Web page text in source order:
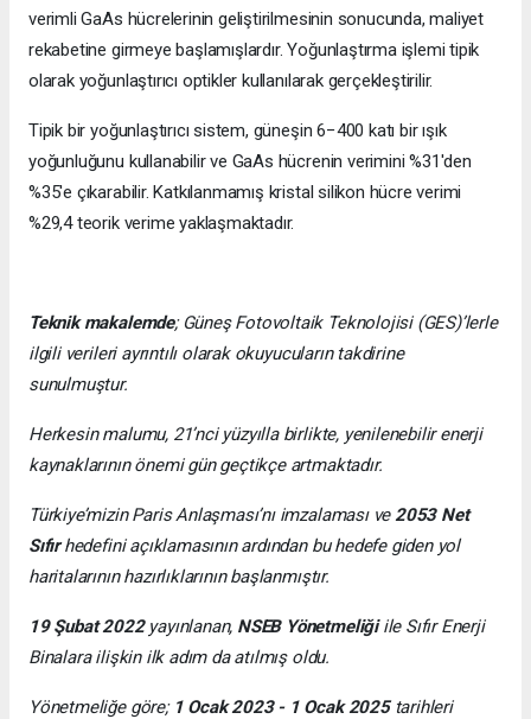
verimli GaAs hücrelerinin geliştirilmesinin sonucunda, maliyet
rekabetine girmeye başlamışlardır. Yoğunlaştırma işlemi tipik
olarak yoğunlaştırıcı optikler kullanılarak gerçekleştirilir.
Tipik bir yoğunlaştırıcı sistem, güneşin 6−400 katı bir ışık
yoğunluğunu kullanabilir ve GaAs hücrenin verimini %31'den
%35'e çıkarabilir. Katkılanmamış kristal silikon hücre verimi
%29,4 teorik verime yaklaşmaktadır.
Teknik makalemde; Güneş Fotovoltaik Teknolojisi (GES)’lerle
ilgili verileri ayrıntılı olarak okuyucuların takdirine
sunulmuştur.
Herkesin malumu, 21’nci yüzyılla birlikte, yenilenebilir enerji
kaynaklarının önemi gün geçtikçe artmaktadır.
Türkiye’mizin Paris Anlaşması’nı imzalaması ve2053 Net
Sıfırhedefini açıklamasının ardından bu hedefe giden yol
haritalarının hazırlıklarının başlanmıştır.
19 Şubat 2022 yayınlanan, NSEB Yönetmeliğiile Sıfır Enerji
Binalara ilişkin ilk adım da atılmış oldu.
Yönetmeliğe göre; 1 Ocak 2023 - 1 Ocak 2025 tarihleri